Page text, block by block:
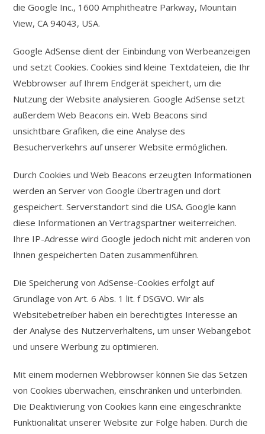
die Google Inc., 1600 Amphitheatre Parkway, Mountain
View, CA 94043, USA.
Google AdSense dient der Einbindung von Werbeanzeigen
und setzt Cookies. Cookies sind kleine Textdateien, die Ihr
Webbrowser auf Ihrem Endgerät speichert, um die
Nutzung der Website analysieren. Google AdSense setzt
außerdem Web Beacons ein. Web Beacons sind
unsichtbare Grafiken, die eine Analyse des
Besucherverkehrs auf unserer Website ermöglichen.
Durch Cookies und Web Beacons erzeugten Informationen
werden an Server von Google übertragen und dort
gespeichert. Serverstandort sind die USA. Google kann
diese Informationen an Vertragspartner weiterreichen.
Ihre IP-Adresse wird Google jedoch nicht mit anderen von
Ihnen gespeicherten Daten zusammenführen.
Die Speicherung von AdSense-Cookies erfolgt auf
Grundlage von Art. 6 Abs. 1 lit. f DSGVO. Wir als
Websitebetreiber haben ein berechtigtes Interesse an
der Analyse des Nutzerverhaltens, um unser Webangebot
und unsere Werbung zu optimieren.
Mit einem modernen Webbrowser können Sie das Setzen
von Cookies überwachen, einschränken und unterbinden.
Die Deaktivierung von Cookies kann eine eingeschränkte
Funktionalität unserer Website zur Folge haben. Durch die